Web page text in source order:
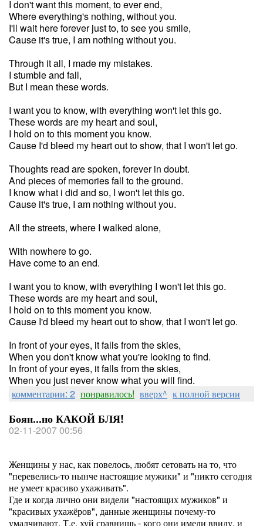
I don't want this moment, to ever end,
Where everything's nothing, without you.
I'll wait here forever just to, to see you smile,
Cause it's true, I am nothing without you.
Through it all, I made my mistakes.
I stumble and fall,
But I mean these words.
I want you to know, with everything won't let this go.
These words are my heart and soul,
I hold on to this moment you know.
Cause I'd bleed my heart out to show, that I won't let go.
Thoughts read are spoken, forever in doubt.
And pieces of memories fall to the ground.
I know what i did and so, I won't let this go.
Cause it's true, I am nothing without you.
All the streets, where I walked alone,
With nowhere to go.
Have come to an end.
I want you to know, with everything I won't let this go.
These words are my heart and soul,
I hold on to this moment you know.
Cause I'd bleed my heart out to show, that I won't let go.
In front of your eyes, it falls from the skies,
When you don't know what you're looking to find.
In front of your eyes, it falls from the skies,
When you just never know what you will find.
комментарии: 2 понравилось! вверх^ к полной версии
Боян...но КАКОЙ БЛЯ!
02-11-2007 00:56
Женщины у нас, как повелось, любят сетовать на то, что
"перевелись-то нынче настоящие мужики" и "никто сегодня
не умеет красиво ухаживать".
Где и когда лично они видели "настоящих мужиков" и
"красивых ухажёров", данные женщины почему-то
умалчивают. Т.е. хуй сравнишь - кого они имели ввиду, и